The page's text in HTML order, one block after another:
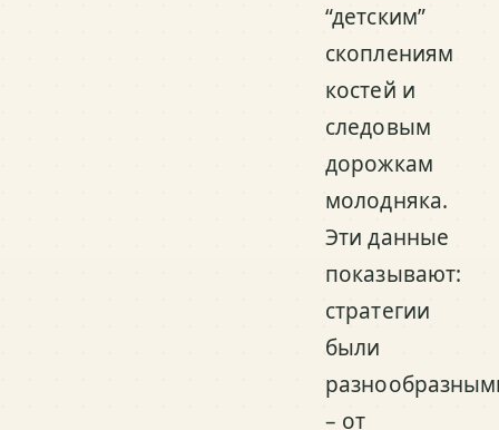
“детским”
скоплениям
костей и
следовым
дорожкам
молодняка.
Эти данные
показывают:
стратегии
были
– от